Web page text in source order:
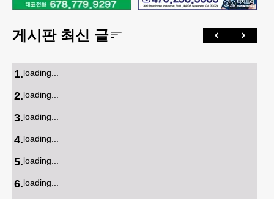
게시판 최신 글
1.loading...
2.loading...
3.loading...
4.loading...
5.loading...
6.loading...